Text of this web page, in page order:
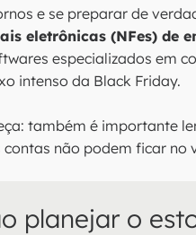
e se preparar de
eletrônicas (NFes) de
especializados em
intenso da Black Friday.
também é importante
não podem ficar no
planejar o